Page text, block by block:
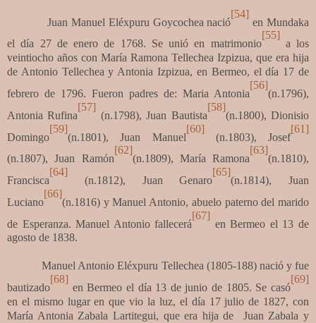
Juan Manuel Eléxpuru Goycochea nació
[54]
en Mundaka
el día 27 de enero de 1768. Se unió en matrimonio
[55]
a los
veintiocho años con María Ramona Tellechea Izpizua, que era hija
de Antonio Tellechea y Antonia Izpizua, en Bermeo, el día 17 de
febrero de 1796. Fueron padres de: Maria Antonia
[56]
(n.1796),
Antonia Rufina
[57]
(n.1798), Juan Bautista
[58]
(n.1800), Dionisio
Domingo
[59]
(n.1801), Juan Manuel
[60]
(n.1803), Josef
[61]
(n.1807), Juan Ramón
[62]
(n.1809), María Ramona
[63]
(n.1810),
Francisca
[64]
(n.1812), Juan Genaro
[65]
(n.1814), Juan
Luciano
[66]
(n.1816) y Manuel Antonio, abuelo paterno del marido
de Esperanza. Manuel Antonio fallecerá
[67]
en Bermeo el 13 de
agosto de 1838.
Manuel Antonio Eléxpuru Tellechea (1805-188) nació y fue
bautizado
[68]
en Bermeo el día 13 de junio de 1805. Se casó
[69]
en el mismo lugar en que vio la luz, el día 17 julio de 1827, con
María Antonia Zabala Lartitegui, que era hija de Juan Zabala y